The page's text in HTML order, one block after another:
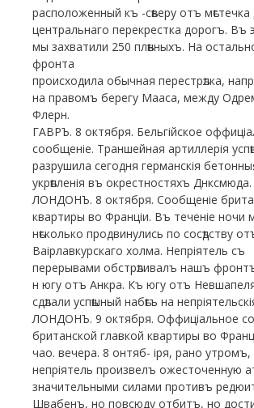
расположенный къ -сѣверу отъ мѣстечка
центральнаго перекрестка дорогъ. Въ
мы захватили 250 плѣнныхъ. На
фронта
происходила обычная перестрѣлка,
на правомъ берегу Мааса, между
Флерн.
ГАВРЪ. 8 октября. Бельгійское
сообщеніе. Траншейная артиллерія
разрушила сегодня германскія
укрѣпленія въ окрестностяхъ Днксмюда.
ЛОНДОНЪ. 8 октября. Сообщеніе
квартиры во Франціи. Въ теченіе ночи
нѣсколько продвинулись по сосѣдству
Ваірлавкурскаго холма. Непріятель съ
перерывами обстрѣливалъ нашъ фронтъ
н югу отъ Анкра. Къ югу отъ
сдѣлали успѣшный набѣгъ на
ЛОНДОНЪ. 9 октября. Оффиціальное
британской главкой квартиры во
чао. вечера. 8 онтяб- іря, рано утромъ,
непріятель произвелъ ожесточенную
значительными силами противъ
Швабенъ, но повсюду отбитъ, но